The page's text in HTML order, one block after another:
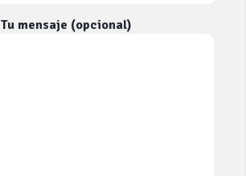
Tu mensaje (opcional)